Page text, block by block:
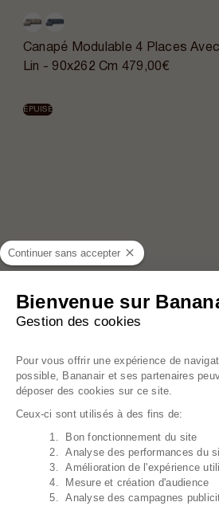
Canapé Modulable 4 Places
Lin - 90x262 Cm 479,00€
ÉPUISÉ
Module D’angle Gauche Pour
Fourrure Côtelée - 90x90 Cm
Continuer sans accepter
Bienvenue sur
Gestion des cookies
Plateforme de
Pour vous offrir une expérience de
possible, Bananair et ses partenaires
déposer des cookies sur ce site.
Ceux-ci sont utilisés à des fins de:
1. Bon fonctionnement du site
2. Analyse des performances du
3. Amélioration de l'expérience
4. Mesure et création d'audience
5. Analyse des campagnes
Axeptio consent